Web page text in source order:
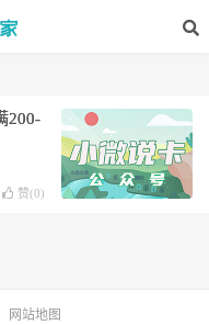
200-
赞(0)
网站地图